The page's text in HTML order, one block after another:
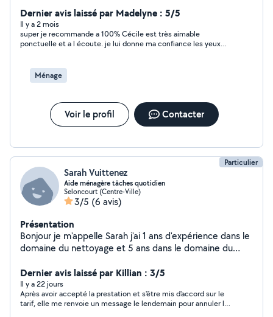
compétences complémentaires, nous proposons des
services variés avec soin, efficacité et bonne humeur.
Ménage et entretien Aide au déménagement Jardinage
et petits travaux Garde d'animaux Courses et aide à
aux personnes âgées Pourquoi nous choisir ? Couple
fiable et ponctuel Travail soigné et appliqué Bon
raisonnables Nous accordons beaucoup d'importance à
la confiance, au respect et à la satisfaction des
contacter pour discuter de vos besoins, nous
répondrons avec plaisir. À bientôt !
Dernier avis laissé par Madelyne : 5/5
Il y a 2 mois
super je recommande a 100% Cécile est très aimable
ponctuelle et a l écoute. je lui donne ma confiance les yeux
Ménage
Voir le profil Contacter
Particulier
Sarah Vuittenez
Aide ménagère tâches quotidien
Seloncourt (Centre-Ville)
3/5 (6 avis)
Présentation
Bonjour je m'appelle Sarah j'ai 1 ans d'expérience dans le
domaine du nettoyage et 5 ans dans le domaine du
Dernier avis laissé par Killian : 3/5
Il y a 22 jours
Après avoir accepté la prestation et s'être mis d'accord sur le
tarif, elle me renvoie un message le lendemain pour annuler la